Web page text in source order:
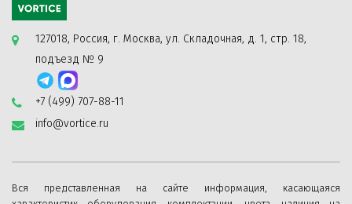
127018, Россия, г. Москва, ул. Складочная, д. 1, стр. 18,
подъезд № 9
+7 (499) 707-88-11
info@vortice.ru
Вся представленная на сайте информация, касающаяся